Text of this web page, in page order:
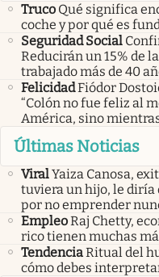
Truco Qué significa
coche y por qué es
Seguridad Social
Reducirán un 15% de
trabajado más de 40
FelicidadFiódor
“Colón no fue feliz al
América, sino
Últimas Noticias
ViralYaiza Canosa,
tuviera un hijo, le diría
por no emprender
EmpleoRaj Chetty,
rico tienen muchas
TendenciaRitual del
cómo debes